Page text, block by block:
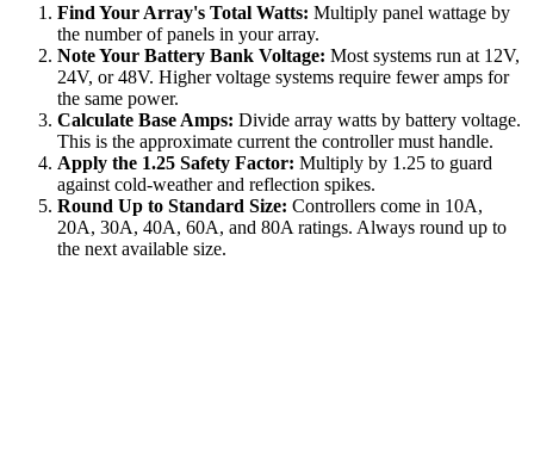
Find Your Array's Total Watts: Multiply panel wattage by
the number of panels in your array.
Note Your Battery Bank Voltage: Most systems run at 12V,
24V, or 48V. Higher voltage systems require fewer amps for
the same power.
Calculate Base Amps: Divide array watts by battery voltage.
This is the approximate current the controller must handle.
Apply the 1.25 Safety Factor: Multiply by 1.25 to guard
against cold-weather and reflection spikes.
Round Up to Standard Size: Controllers come in 10A,
20A, 30A, 40A, 60A, and 80A ratings. Always round up to
the next available size.